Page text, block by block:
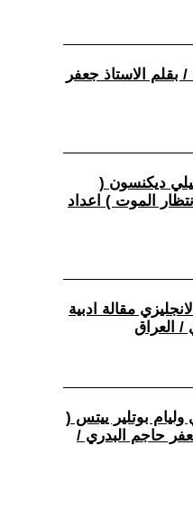
بقلم الاستاذ جعفر
ديكنسون (
انتظار الموت ) اعداد
مقالة ادبية
/ العراق
وليام بوتلير ييتس (
جعفر حاجم البدري /